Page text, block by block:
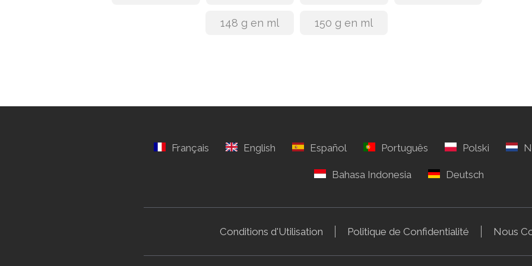
148 g en ml 150 g en ml
Conditions d'Utilisation Politique de Confidentialité Nous